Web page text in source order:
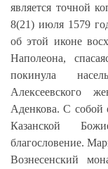
является точной
8(21) июля 1579
об этой иконе
Наполеона,
покинула
Алексеевского
Аденкова.С собой
Казанской
благословение.
Вознесенский